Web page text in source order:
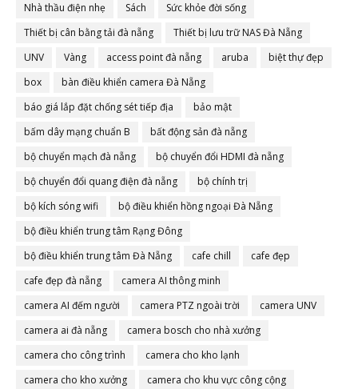
Nhà thầu điện nhẹ
Sách
Sức khỏe đời sống
Thiết bị cân bằng tải đà nẵng
Thiết bị lưu trữ NAS Đà Nẵng
UNV
Vàng access point đà nẵng aruba
biệt thự đẹp
box
bàn điều khiển camera Đà Nẵng
báo giá lắp đặt chống sét tiếp địa
bảo mật
bấm dây mạng chuẩn B
bất động sản đà nẵng
bộ chuyển mạch đà nẵng
bộ chuyển đổi HDMI đà nẵng
bộ chuyển đổi quang điện đà nẵng
bộ chính trị
bộ kích sóng wifi
bộ điều khiển hồng ngoại Đà Nẵng
bộ điều khiển trung tâm Rạng Đông
bộ điều khiển trung tâm Đà Nẵng
cafe chill
cafe đẹp
cafe đẹp đà nẵng
camera AI thông minh
camera AI đếm người
camera PTZ ngoài trời
camera UNV
camera ai đà nẵng
camera bosch cho nhà xưởng
camera cho công trình
camera cho kho lạnh
camera cho kho xưởng
camera cho khu vực công cộng